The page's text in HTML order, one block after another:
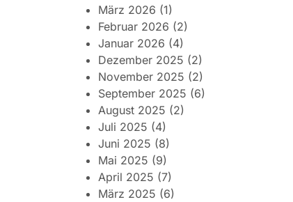
März 2026 (1)
Februar 2026 (2)
Januar 2026 (4)
Dezember 2025 (2)
November 2025 (2)
September 2025 (6)
August 2025 (2)
Juli 2025 (4)
Juni 2025 (8)
Mai 2025 (9)
April 2025 (7)
März 2025 (6)